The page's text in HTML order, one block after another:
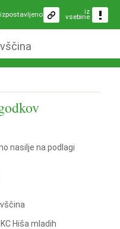
iz
vsebine
izpostavljeno
nasilje na podlagi
Hiša mladih